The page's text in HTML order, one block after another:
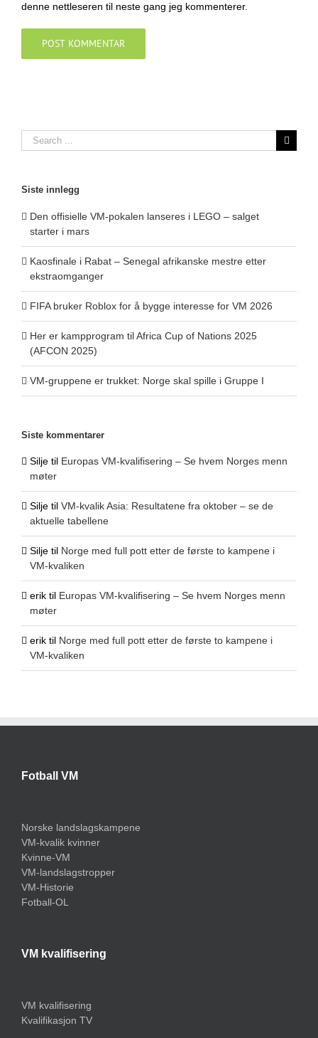
denne nettleseren til neste gang jeg kommenterer.
Search
for:
Siste innlegg
Den offisielle VM-pokalen lanseres i LEGO – salget
starter i mars
Kaosfinale i Rabat – Senegal afrikanske mestre etter
ekstraomganger
FIFA bruker Roblox for å bygge interesse for VM 2026
Her er kampprogram til Africa Cup of Nations 2025
(AFCON 2025)
VM-gruppene er trukket: Norge skal spille i Gruppe I
Siste kommentarer
Silje til Europas VM-kvalifisering – Se hvem Norges menn
møter
Silje til VM-kvalik Asia: Resultatene fra oktober – se de
aktuelle tabellene
Silje til Norge med full pott etter de første to kampene i
VM-kvaliken
erik til Europas VM-kvalifisering – Se hvem Norges menn
møter
erik til Norge med full pott etter de første to kampene i
VM-kvaliken
Fotball VM
Norske landslagskampene
VM-kvalik kvinner
Kvinne-VM
VM-landslagstropper
VM-Historie
Fotball-OL
VM kvalifisering
VM kvalifisering
Kvalifikasjon TV